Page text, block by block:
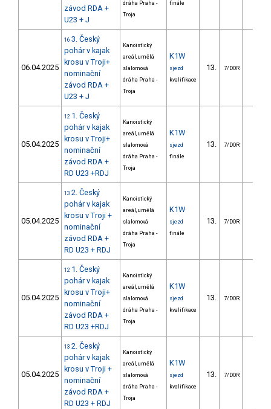
závod RDA +
U23 + J
dráha Praha -
Troja
finále
06.04.2025
16 3. Český
pohár v kajak
krosu v Troji+
nominační
závod RDA +
U23 + J
Kanoistický
areál, umělá
slalomová
dráha Praha -
Troja
K1W
sjezd
kvalifikace
13. 7/DOR
05.04.2025
12 1. Český
pohár v kajak
krosu v Troji+
nominační
závod RDA +
RD U23 +RDJ
Kanoistický
areál, umělá
slalomová
dráha Praha -
Troja
K1W
sjezd
finále
13. 7/DOR
05.04.2025
13 2. Český
pohár v kajak
krosu v Troji +
nominační
závod RDA +
RD U23 + RDJ
Kanoistický
areál, umělá
slalomová
dráha Praha -
Troja
K1W
sjezd
finále
13. 7/DOR
05.04.2025
12 1. Český
pohár v kajak
krosu v Troji+
nominační
závod RDA +
RD U23 +RDJ
Kanoistický
areál, umělá
slalomová
dráha Praha -
Troja
K1W
sjezd
kvalifikace
13. 7/DOR
05.04.2025
13 2. Český
pohár v kajak
krosu v Troji +
nominační
závod RDA +
RD U23 + RDJ
Kanoistický
areál, umělá
slalomová
dráha Praha -
Troja
K1W
sjezd
kvalifikace
13. 7/DOR